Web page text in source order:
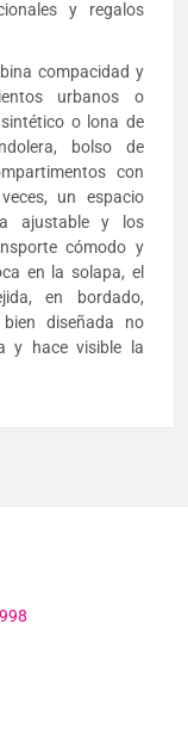
y regalos
compacidad y
urbanos o
o lona de
bolso de
con
un espacio
ajustable y los
cómodo y
en la solapa, el
en bordado,
diseñada no
y hace visible la